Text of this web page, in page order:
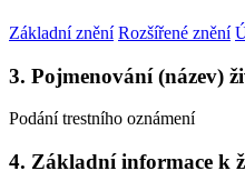
Základní znění Rozšířené znění
3. Pojmenování (název)
Podání trestního oznámení
4. Základní informace k